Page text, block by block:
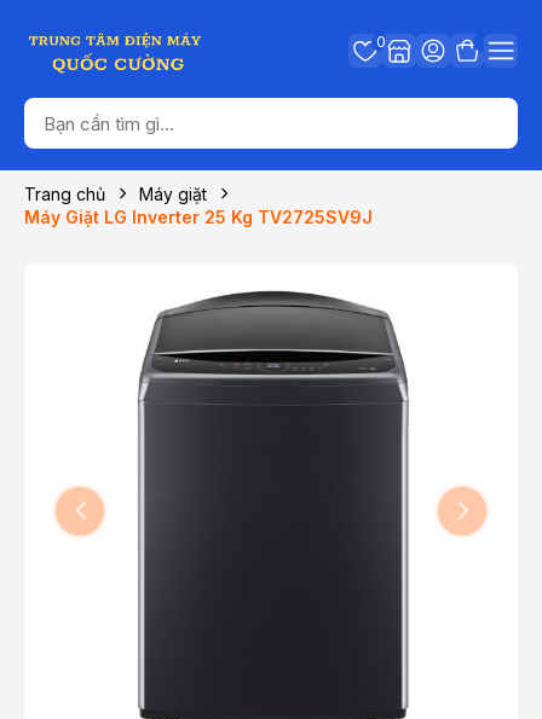
0
Trang chủ
Máy giặt
Máy Giặt LG Inverter 25 Kg TV2725SV9J